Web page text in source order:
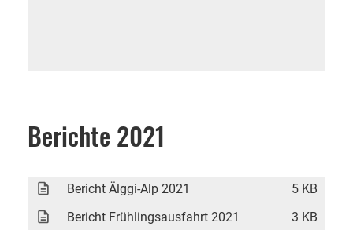
Berichte 2021
Bericht Älggi-Alp 2021
5 KB
Bericht Frühlingsausfahrt 2021
3 KB